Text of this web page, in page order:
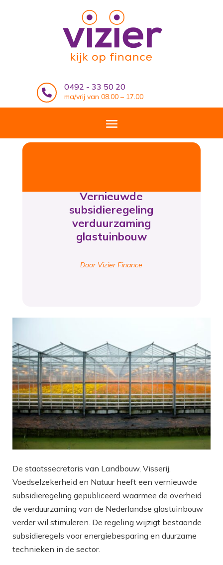

0492 - 33 50 20
ma/vrij van 08.00 – 17.00
Vernieuwde
subsidieregeling
verduurzaming
glastuinbouw
Door Vizier Finance
De staatssecretaris van Landbouw, Visserij,
Voedselzekerheid en Natuur heeft een vernieuwde
subsidieregeling gepubliceerd waarmee de overheid
de verduurzaming van de Nederlandse glastuinbouw
verder wil stimuleren. De regeling wijzigt bestaande
subsidieregels voor energiebesparing en duurzame
technieken in de sector.